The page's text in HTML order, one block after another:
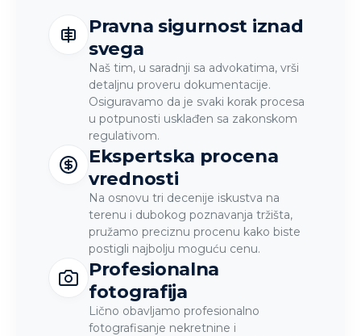
Pravna sigurnost iznad
svega
Naš tim, u saradnji sa advokatima, vrši
detaljnu proveru dokumentacije.
Osiguravamo da je svaki korak procesa
u potpunosti usklađen sa zakonskom
regulativom.
Ekspertska procena
vrednosti
Na osnovu tri decenije iskustva na
terenu i dubokog poznavanja tržišta,
pružamo preciznu procenu kako biste
postigli najbolju moguću cenu.
Profesionalna
fotografija
Lično obavljamo profesionalno
fotografisanje nekretnine i